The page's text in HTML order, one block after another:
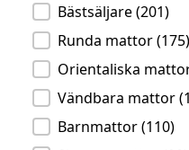
Bästsäljare(201)
Runda mattor(175)
Orientaliska
Vändbara mattor
Barnmattor(110)